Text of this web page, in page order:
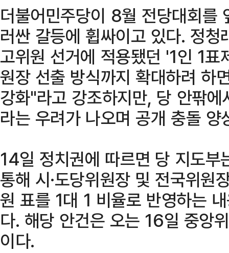
더불어민주당이 8월 전당대회를
러싼 갈등에 휩싸이고 있다. 정청
고위원 선거에 적용됐던 '1인 1표
원장 선출 방식까지 확대하려 하
강화"라고 강조하지만, 당 안팎
라는 우려가 나오며 공개 충돌
14일 정치권에 따르면 당 지도부
통해 시·도당위원장 및 전국위원
원 표를 1대 1 비율로 반영하는
다. 해당 안건은 오는 16일 중앙
이다.